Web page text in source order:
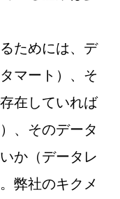
ためには、デ
マート）、そ
在していれば
、そのデータ
か（データレ
弊社のキクメ